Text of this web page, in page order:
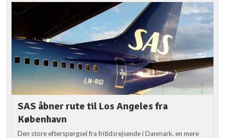
SAS åbner rute til Los Angeles fra
København
Den store efterspørgsel fra fritidsrejsende i Danmark, en mere